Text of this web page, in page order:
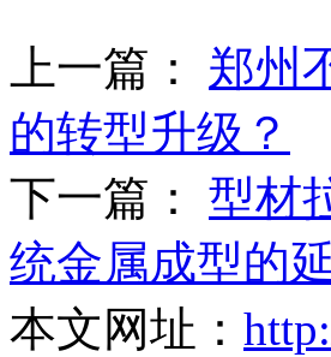
上一篇： 郑州
的转型升级？
下一篇： 型材
统金属成型的
本文网址：